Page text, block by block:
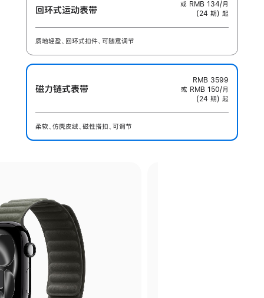
回环式运动表带
或 RMB 134/月
(24 期) 起
质地轻盈、回环式扣件、可随意调节
磁力链式表带
RMB 3599
或 RMB 150/月
(24 期) 起
柔软、仿麂皮绒、磁性搭扣、可调节